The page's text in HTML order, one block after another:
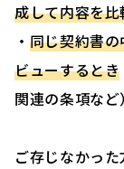
成して内容を
・ 同じ契約書
ビューするとき
関連の条項など）
ご存じなかっ